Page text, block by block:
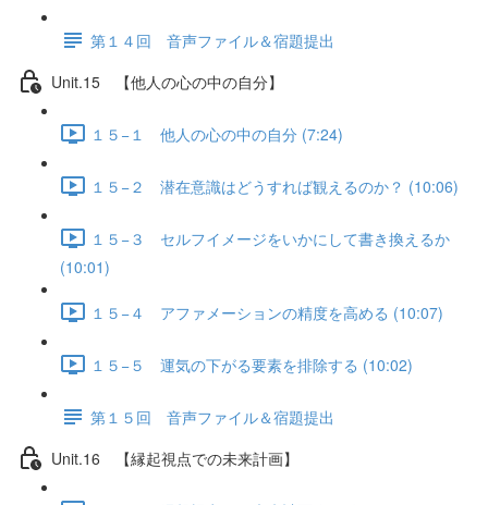
第１４回 音声ファイル＆宿題提出
Unit.15 【他人の心の中の自分】
１５−１ 他人の心の中の自分 (7:24)
１５−２ 潜在意識はどうすれば観えるのか？ (10:06)
１５−３ セルフイメージをいかにして書き換えるか
(10:01)
１５−４ アファメーションの精度を高める (10:07)
１５−５ 運気の下がる要素を排除する (10:02)
第１５回 音声ファイル＆宿題提出
Unit.16 【縁起視点での未来計画】